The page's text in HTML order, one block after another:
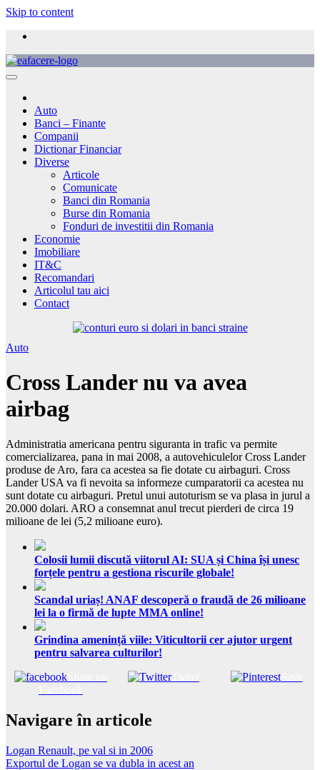
Skip to content
Auto
Banci – Finante
Companii
Dictionar Financiar
Diverse
Articole
Comunicate
Banci din Romania
Burse din Romania
Fonduri de investitii din Romania
Economie
Imobiliare
IT&C
Recomandari
Articolul tau aici
Contact
Auto
Cross Lander nu va avea
airbag
Administratia americana pentru siguranta in trafic va permite
comercializarea, pana in mai 2008, a autovehiculelor Cross Lander
produse de Aro, fara ca acestea sa fie dotate cu airbaguri. Cross
Lander USA va fi nevoita sa informeze cumparatorii ca acestea nu
sunt dotate cu airbaguri. Pretul unui autoturism se va plasa in jurul a
20.000 dolari. ARO a consemnat anul trecut pierderi de circa 19
milioane de lei (5,2 milioane euro).
Colosii lumii discută viitorul AI: SUA și China își unesc
forțele pentru a gestiona riscurile globale!
Scandal uriaș! ANAF descoperă o fraudă de 26 milioane
lei la o firmă de lupte MMA online!
Grindina amenință viile: Viticultorii cer ajutor urgent
pentru salvarea culturilor!
Tweet Save
Navigare în articole
Logan Renault, pe val si in 2006
Exportul de Logan se va dubla in acest an